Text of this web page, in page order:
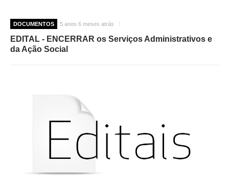
DOCUMENTOS 5 anos 6 meses atrás
EDITAL - ENCERRAR os Serviços Administrativos e
da Ação Social